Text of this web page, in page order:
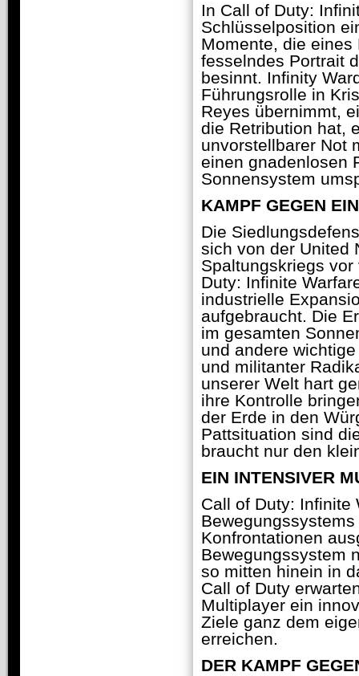
In Call of Duty:
Schlüsselposition
Momente, die
fesselndes Portrait
besinnt. Infinity
Führungsrolle in
Reyes übernimmt,
die Retribution hat,
unvorstellbarer Not
einen gnadenlosen
Sonnensystem
KAMPF GEGEN
Die
sich von der United
Spaltungskriegs
Duty: Infinite
industrielle
aufgebraucht. Die
im gesamten
und andere
und militanter
unserer Welt hart
ihre Kontrolle
der Erde in den
Pattsituation sind
braucht nur den
EIN INTENSIVER
Call of Duty: Infinite
Konfrontationen
Bewegungssystem
so mitten hinein in
Call of Duty
Multiplayer ein
Ziele ganz dem
erreichen.
DER KAMPF